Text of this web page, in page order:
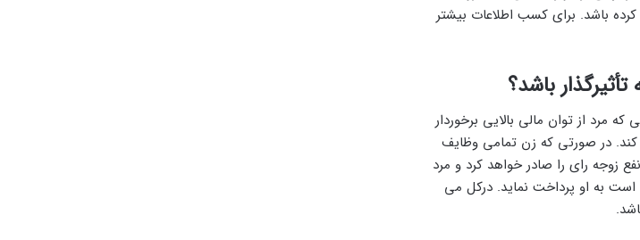
باشد. برای کسب اطلاعات بیشتر
باشد؟
مرد از توان مالی بالایی برخوردار
کند. در صورتی که زن تمامی وظایف
زوجه رای را صادر خواهد کرد و مرد
است به او پرداخت نماید. درکل می